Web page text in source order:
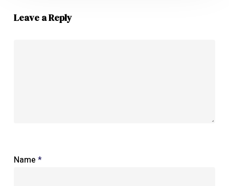
Leave a Reply
Name *